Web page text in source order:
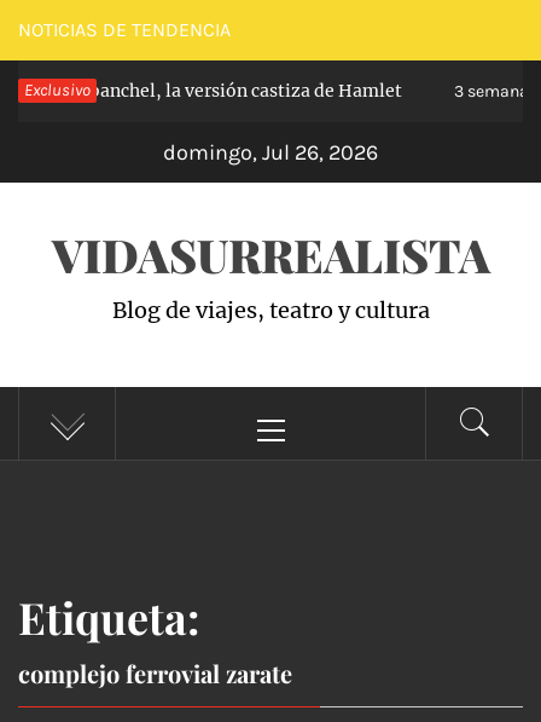
Saltar
al
contenido
NOTICIAS DE TENDENCIA
Exclusivo
de Carabanchel, la versión castiza de Hamlet 3 semanas
domingo, Jul 26, 2026
VIDASURREALISTA
Blog de viajes, teatro y cultura
principal
Etiqueta:
complejo ferrovial zarate